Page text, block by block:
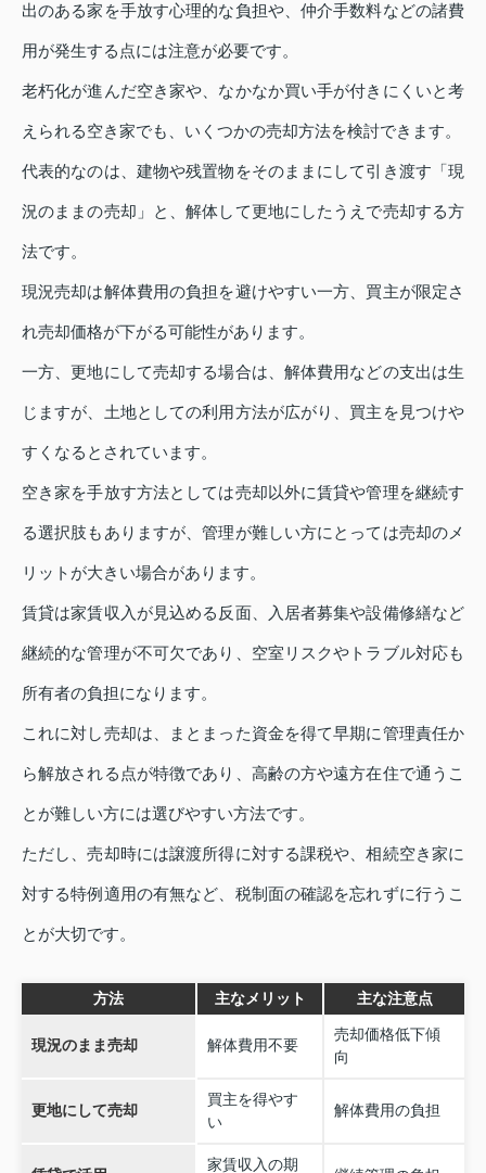
出のある家を手放す心理的な負担や、仲介手数料などの諸費
用が発生する点には注意が必要です。
老朽化が進んだ空き家や、なかなか買い手が付きにくいと考
えられる空き家でも、いくつかの売却方法を検討できます。
代表的なのは、建物や残置物をそのままにして引き渡す「現
況のままの売却」と、解体して更地にしたうえで売却する方
法です。
現況売却は解体費用の負担を避けやすい一方、買主が限定さ
れ売却価格が下がる可能性があります。
一方、更地にして売却する場合は、解体費用などの支出は生
じますが、土地としての利用方法が広がり、買主を見つけや
すくなるとされています。
空き家を手放す方法としては売却以外に賃貸や管理を継続す
る選択肢もありますが、管理が難しい方にとっては売却のメ
リットが大きい場合があります。
賃貸は家賃収入が見込める反面、入居者募集や設備修繕など
継続的な管理が不可欠であり、空室リスクやトラブル対応も
所有者の負担になります。
これに対し売却は、まとまった資金を得て早期に管理責任か
ら解放される点が特徴であり、高齢の方や遠方在住で通うこ
とが難しい方には選びやすい方法です。
ただし、売却時には譲渡所得に対する課税や、相続空き家に
対する特例適用の有無など、税制面の確認を忘れずに行うこ
とが大切です。
方法 主なメリット 主な注意点
現況のまま売却 解体費用不要
売却価格低下傾
向
更地にして売却
買主を得やす
い
解体費用の負担
家賃収入の期